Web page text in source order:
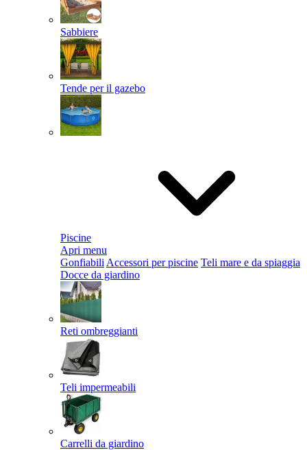
Sabbiere
Tende per il gazebo
Piscine
Apri menu
Gonfiabili Accessori per piscine Teli mare e da spiaggia
Docce da giardino
Reti ombreggianti
Teli impermeabili
Carrelli da giardino